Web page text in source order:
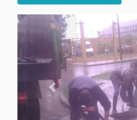
Previous